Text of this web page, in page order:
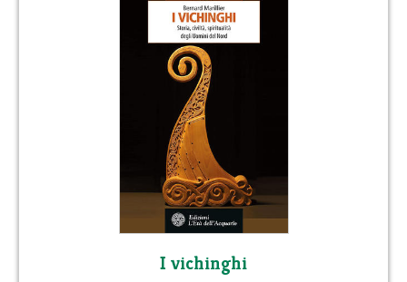
I vichinghi